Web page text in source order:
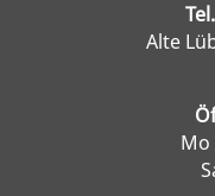
Alte
Mo